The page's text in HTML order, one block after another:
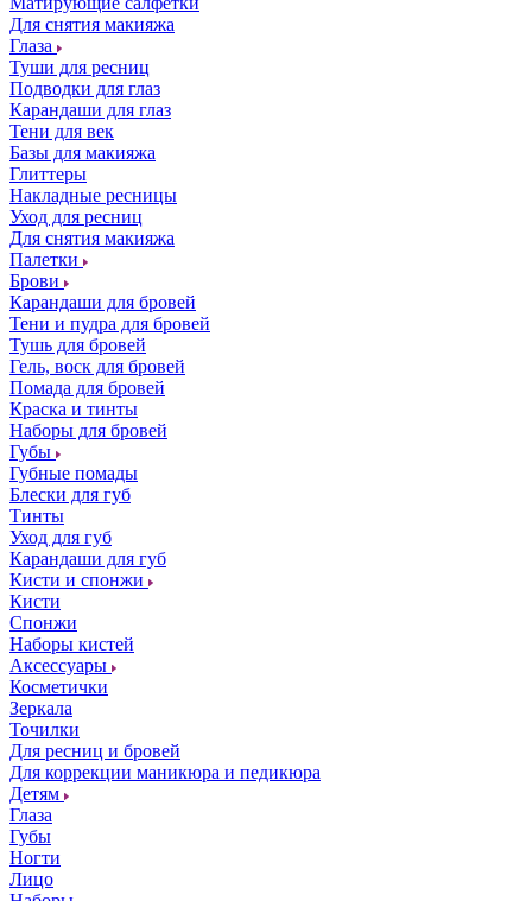
Для снятия макияжа
Глаза
Туши для ресниц
Подводки для глаз
Карандаши для глаз
Тени для век
Базы для макияжа
Глиттеры
Накладные ресницы
Уход для ресниц
Для снятия макияжа
Палетки
Брови
Карандаши для бровей
Тени и пудра для бровей
Тушь для бровей
Гель, воск для бровей
Помада для бровей
Краска и тинты
Наборы для бровей
Губы
Губные помады
Блески для губ
Тинты
Уход для губ
Карандаши для губ
Кисти и спонжи
Кисти
Спонжи
Наборы кистей
Аксессуары
Косметички
Зеркала
Точилки
Для ресниц и бровей
Для коррекции маникюра и педикюра
Детям
Глаза
Губы
Ногти
Лицо